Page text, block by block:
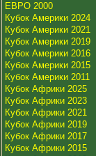
ЕВРО 2000
Кубок Америки 2024
Кубок Америки 2021
Кубок Америки 2019
Кубок Америки 2016
Кубок Америки 2015
Кубок Америки 2011
Кубок Африки 2025
Кубок Африки 2023
Кубок Африки 2021
Кубок Африки 2019
Кубок Африки 2017
Кубок Африки 2015